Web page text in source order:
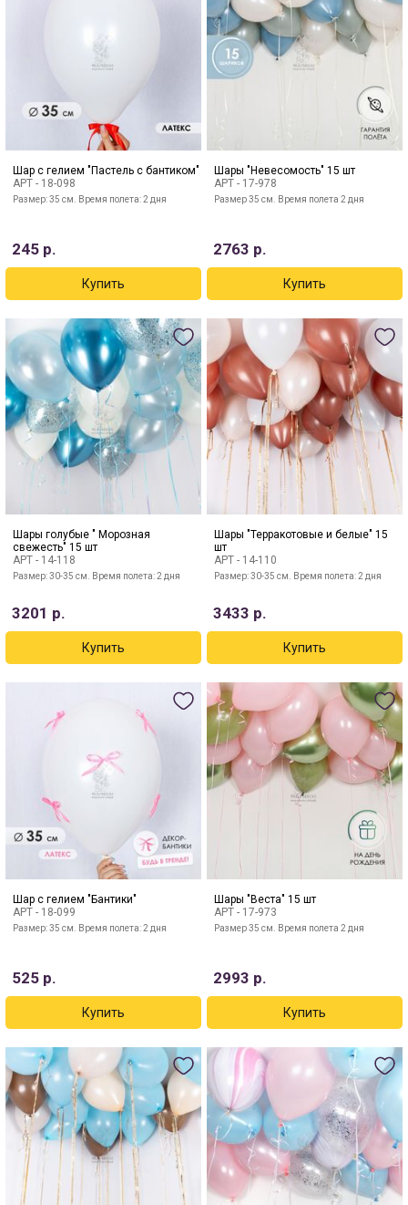
Шар с гелием "Пастель с бантиком"
АРТ - 18-098
Размер: 35 см. Время полета: 2 дня
245р.
Шары "Невесомость" 15 шт
АРТ - 17-978
Размер 35 см. Время полета 2 дня
2763 р.
Шары голубые " Морозная
свежесть" 15 шт
АРТ - 14-118
Размер: 30-35 см. Время полета: 2 дня
3201 р.
Шары "Терракотовые и белые" 15
шт
АРТ - 14-110
Размер: 30-35 см. Время полета: 2 дня
3433 р.
Шар с гелием "Бантики"
АРТ - 18-099
Размер: 35 см. Время полета: 2 дня
525р.
Шары "Веста" 15 шт
АРТ - 17-973
Размер 35 см. Время полета 2 дня
2993 р.